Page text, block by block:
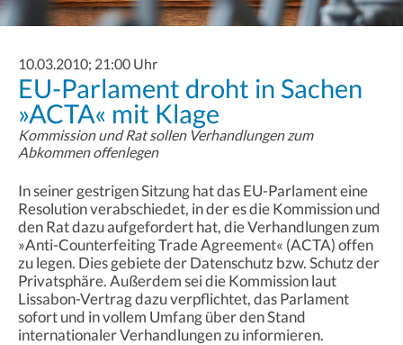
10.03.2010; 21:00 Uhr
EU-Parlament droht in Sachen
»ACTA« mit Klage
Kommission und Rat sollen Verhandlungen zum
Abkommen offenlegen
In seiner gestrigen Sitzung hat das EU-Parlament eine
Resolution verabschiedet, in der es die Kommission und
den Rat dazu aufgefordert hat, die Verhandlungen zum
»Anti-Counterfeiting Trade Agreement« (ACTA) offen
zu legen. Dies gebiete der Datenschutz bzw. Schutz der
Privatsphäre. Außerdem sei die Kommission laut
Lissabon-Vertrag dazu verpflichtet, das Parlament
sofort und in vollem Umfang über den Stand
internationaler Verhandlungen zu informieren.